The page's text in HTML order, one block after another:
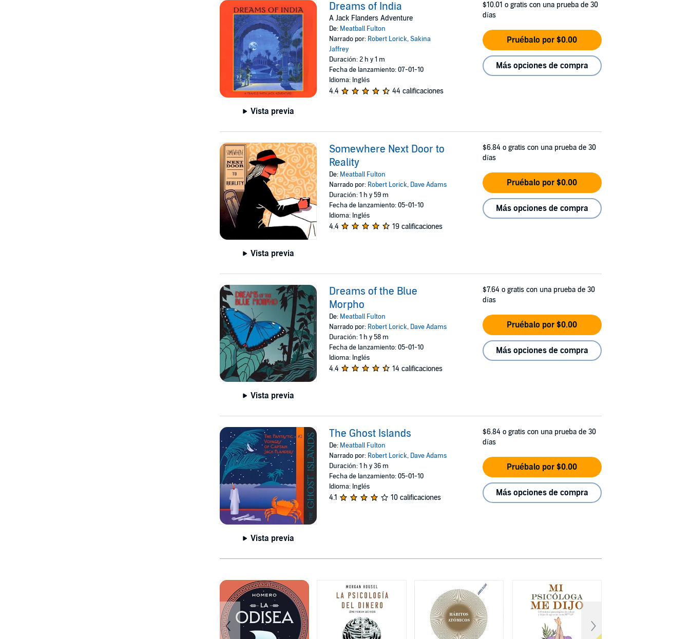
Vista previa
Dreams of India
A Jack Flanders Adventure
De: Meatball Fulton
Narrado por: Robert Lorick,Sakina
Jaffrey
Duración: 2 h y 1 m
Fecha de lanzamiento: 07-01-10
Idioma: Inglés
4.4 44 calificaciones
$10.01 o gratis con una prueba de 30
días
Pruébalo por $0.00
Más opciones de compra
Vista previa
Somewhere Next Door to
Reality
De: Meatball Fulton
Narrado por: Robert Lorick, Dave Adams
Duración: 1 h y 59 m
Fecha de lanzamiento: 05-01-10
Idioma: Inglés
4.4 19 calificaciones
$6.84 o gratis con una prueba de 30
días
Pruébalo por $0.00
Más opciones de compra
Vista previa
Dreams of the Blue
Morpho
De: Meatball Fulton
Narrado por: Robert Lorick, Dave Adams
Duración: 1 h y 58 m
Fecha de lanzamiento: 05-01-10
Idioma: Inglés
4.4 14 calificaciones
$7.64 o gratis con una prueba de 30
días
Pruébalo por $0.00
Más opciones de compra
Vista previa
The Ghost Islands
De: Meatball Fulton
Narrado por: Robert Lorick, Dave Adams
Duración: 1 h y 36 m
Fecha de lanzamiento: 05-01-10
Idioma: Inglés
4.1 10 calificaciones
$6.84 o gratis con una prueba de 30
días
Pruébalo por $0.00
Más opciones de compra